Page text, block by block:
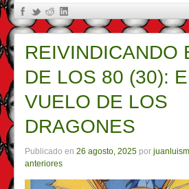
REIVINDICANDO
DE LOS 80 (30):
VUELO DE LOS
DRAGONES
Publicado en 26 agosto, 2025 por
anteriores